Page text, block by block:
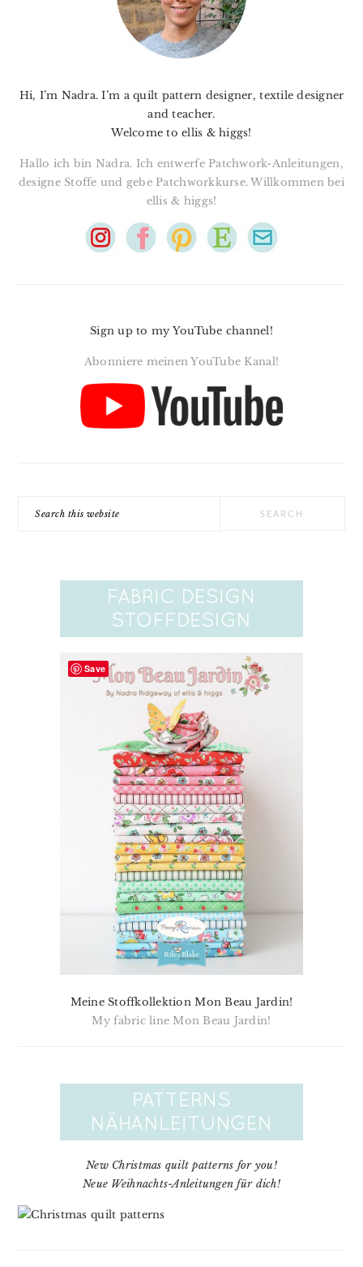
Hi, I’m Nadra. I’m a quilt pattern designer, textile designer
and teacher.
Welcome to ellis & higgs!
Hallo ich bin Nadra. Ich entwerfe Patchwork-Anleitungen,
designe Stoffe und gebe Patchworkkurse. Willkommen bei
ellis & higgs!
Sign up to my YouTube channel!
Abonniere meinen YouTube Kanal!
Meine Stoffkollektion Mon Beau Jardin!
My fabric line Mon Beau Jardin!
New Christmas quilt patterns for you!
Neue Weihnachts-Anleitungen für dich!
Save